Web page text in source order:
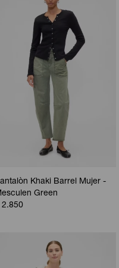
Khaki Barrel Mujer -
Green
2.850